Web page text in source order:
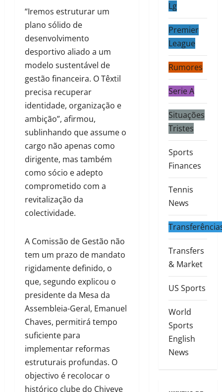
“Iremos estruturar um
plano sólido de
desenvolvimento
desportivo aliado a um
modelo sustentável de
gestão financeira. O Têxtil
precisa recuperar
identidade, organização e
ambição”, afirmou,
sublinhando que assume o
cargo não apenas como
dirigente, mas também
como sócio e adepto
comprometido com a
revitalização da
colectividade.
A Comissão de Gestão não
tem um prazo de mandato
rigidamente definido, o
que, segundo explicou o
presidente da Mesa da
Assembleia-Geral, Emanuel
Chaves, permitirá tempo
suficiente para
implementar reformas
estruturais profundas. O
objectivo é recolocar o
histórico clube do Chiveve
Lg
Premier
League
Rumores
Serie A
Situações
Tristes
Sports
Finances
Tennis
News
Transfers
& Market
US Sports
World
Sports
English
News